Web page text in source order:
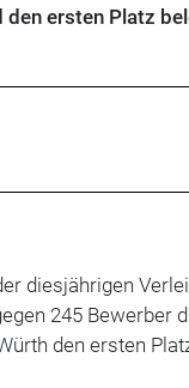
ersten Platz
diesjährigen
245 Bewerber
den ersten